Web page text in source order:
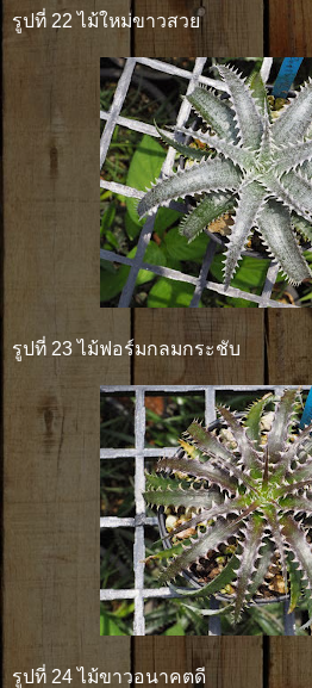
รูปที่ 22 ไม้ใหม่ขาวสวย
รูปที่ 23 ไม้ฟอร์มกลมกระชับ
รูปที่ 24 ไม้ขาวอนาคตดี